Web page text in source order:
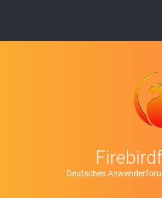
Deutsches